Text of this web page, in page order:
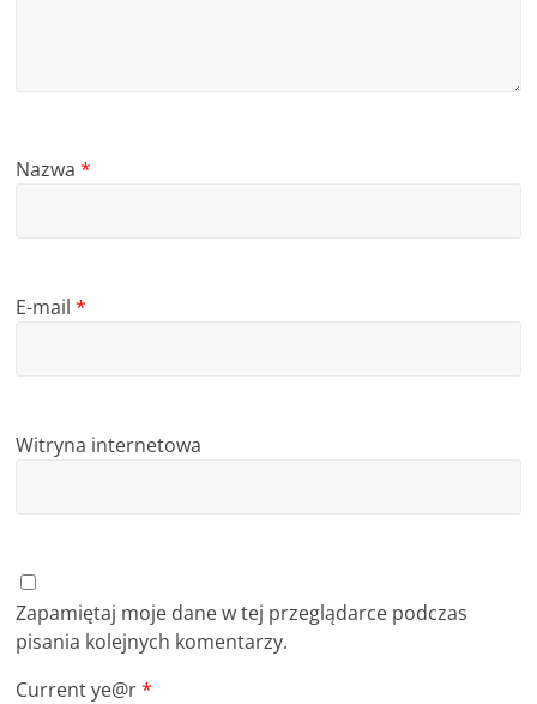
Nazwa*
E-mail*
Witryna internetowa
Zapamiętaj moje dane w tej przeglądarce podczas
pisania kolejnych komentarzy.
Current ye@r*